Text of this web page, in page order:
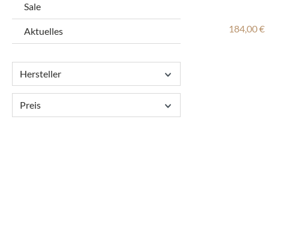
Sale
Aktuelles
Hersteller
Preis
Regulärer Preis:
184,00 €